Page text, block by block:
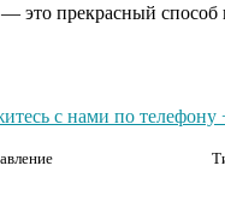
это прекрасный
с нами по